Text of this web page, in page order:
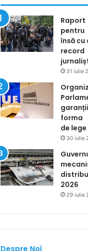
însă
31 iulie
forma
de lege
30 iulie
2026
29 iulie
Despre Noi